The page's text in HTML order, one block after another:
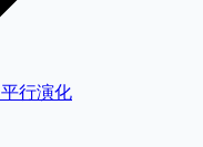
平行演化